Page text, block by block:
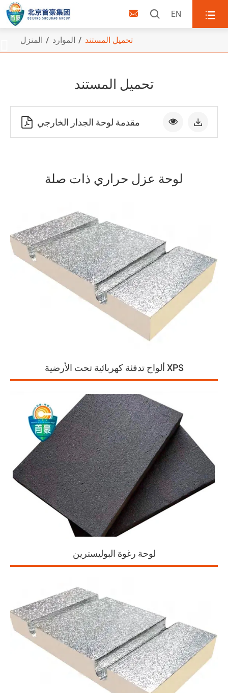
  EN 
المنزل الموارد تحميل المستند
تحميل المستند
 مقدمة لوحة الجدار الخارجي  
لوحة عزل حراري ذات صلة
ألواح تدفئة كهربائية تحت الأرضية XPS
لوحة رغوة البوليسترين